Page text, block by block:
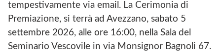
tempestivamente via email. La Cerimonia di
Premiazione, si terrà ad Avezzano, sabato 5
settembre 2026, alle ore 16:00, nella Sala del
Seminario Vescovile in via Monsignor Bagnoli 67.